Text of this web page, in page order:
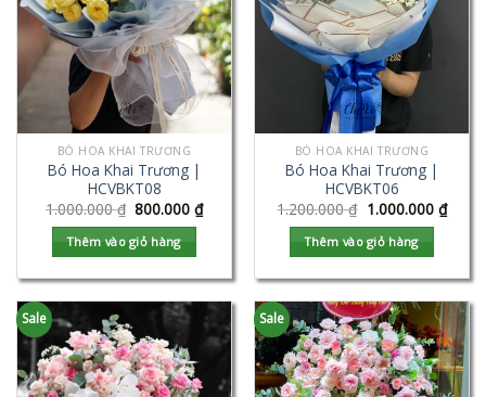
BÓ HOA KHAI TRƯƠNG
Bó Hoa Khai Trương |
HCVBKT08
1.000.000₫ 800.000₫
Thêm vào giỏ hàng
BÓ HOA KHAI TRƯƠNG
Bó Hoa Khai Trương |
HCVBKT06
1.200.000₫ 1.000.000 ₫
Thêm vào giỏ hàng
Sale Sale